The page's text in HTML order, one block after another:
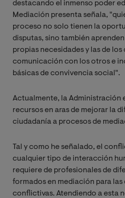
destacando el inmenso poder
Mediación presenta señala,
proceso no solo tienen la
disputas, sino también
propias necesidades y las de los
comunicación con los otros e
básicas de convivencia social".
Actualmente, la Administración
recursos en aras de mejorar la
ciudadanía a procesos de
Tal y como he señalado, el
cualquier tipo de interacción
requiere de profesionales de
formados en mediación para
conflictivas. Atendiendo a esta